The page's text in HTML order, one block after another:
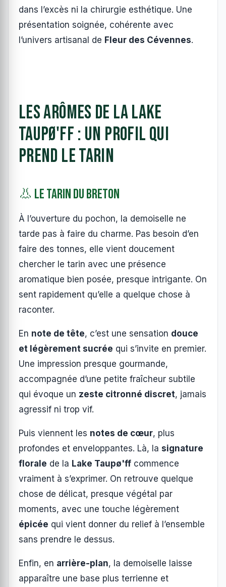
dans l’excès ni la chirurgie esthétique. Une
présentation soignée, cohérente avec
l’univers artisanal de Fleur des Cévennes.
Les arômes de la Lake
Taupø'ff : un profil qui
prend le tarin
👃 Le tarin du Breton
À l’ouverture du pochon, la demoiselle ne
tarde pas à faire du charme. Pas besoin d’en
faire des tonnes, elle vient doucement
chercher le tarin avec une présence
aromatique bien posée, presque intrigante. On
sent rapidement qu’elle a quelque chose à
raconter.
En note de tête, c’est une sensation douce
et légèrement sucrée qui s’invite en premier.
Une impression presque gourmande,
accompagnée d’une petite fraîcheur subtile
qui évoque un zeste citronné discret, jamais
agressif ni trop vif.
Puis viennent les notes de cœur, plus
profondes et enveloppantes. Là, la signature
florale de la Lake Taupø'ff commence
vraiment à s’exprimer. On retrouve quelque
chose de délicat, presque végétal par
moments, avec une touche légèrement
épicée qui vient donner du relief à l’ensemble
sans prendre le dessus.
Enfin, en arrière-plan, la demoiselle laisse
apparaître une base plus terrienne et